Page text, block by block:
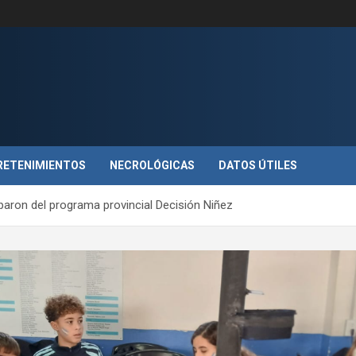
NECROLÓGICAS DATOS ÚTILES
del programa provincial Decisión Niñez